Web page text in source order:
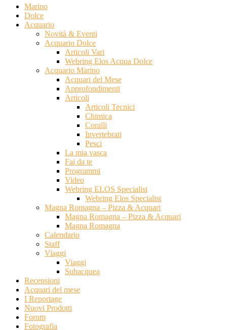
Marino
Dolce
Acquario
Novità & Eventi
Acquario Dolce
Articoli Vari
Webring Elos Acqua Dolce
Acquario Marino
Acquari del Mese
Approfondimenti
Articoli
Articoli Tecnici
Chimica
Coralli
Invertebrati
Pesci
La mia vasca
Fai da te
Programmi
Video
Webring ELOS Specialist
Webring Elos Specialist
Magna Romagna – Pizza & Acquari
Magna Romagna – Pizza & Acquari
Magna Romagna
Calendario
Staff
Viaggi
Viaggi
Subacquea
Recensioni
Acquari del mese
I Reportage
Nuovi Prodotti
Forum
Fotografia